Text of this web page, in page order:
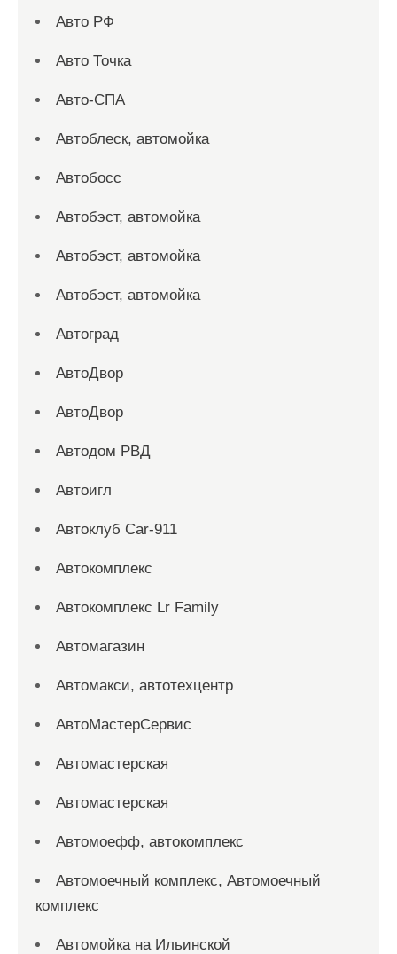
Авто РФ
Авто Точка
Авто-СПА
Автоблеск, автомойка
Автобосс
Автобэст, автомойка
Автобэст, автомойка
Автобэст, автомойка
Автоград
АвтоДвор
АвтоДвор
Автодом РВД
Автоигл
Автоклуб Car-911
Автокомплекс
Автокомплекс Lr Family
Автомагазин
Автомакси, автотехцентр
АвтоМастерСервис
Автомастерская
Автомастерская
Автомоефф, автокомплекс
Автомоечный комплекс, Автомоечный
комплекс
Автомойка на Ильинской